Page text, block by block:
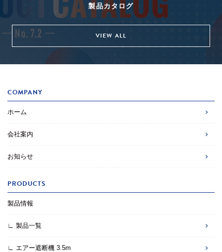
製品カタログ
VIEW ALL
COMPANY
ホーム
会社案内
お知らせ
PRODUCTS
製品情報
∟ 製品一覧
∟ エアー遮断機 3.5m